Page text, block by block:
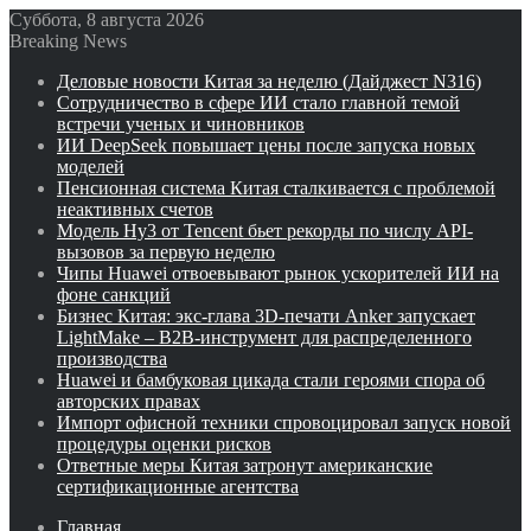
Суббота, 8 августа 2026
Breaking News
Деловые новости Китая за неделю (Дайджест N316)
Сотрудничество в сфере ИИ стало главной темой
встречи ученых и чиновников
ИИ DeepSeek повышает цены после запуска новых
моделей
Пенсионная система Китая сталкивается с проблемой
неактивных счетов
Модель Hy3 от Tencent бьет рекорды по числу API-
вызовов за первую неделю
Чипы Huawei отвоевывают рынок ускорителей ИИ на
фоне санкций
Бизнес Китая: экс-глава 3D-печати Anker запускает
LightMake – B2B-инструмент для распределенного
производства
Huawei и бамбуковая цикада стали героями спора об
авторских правах
Импорт офисной техники спровоцировал запуск новой
процедуры оценки рисков
Ответные меры Китая затронут американские
сертификационные агентства
Главная